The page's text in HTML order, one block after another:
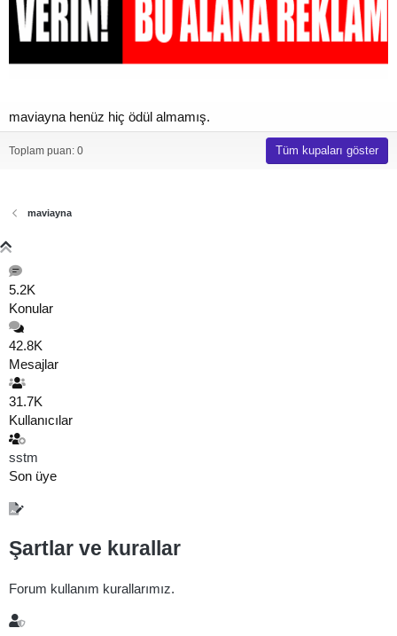
maviayna henüz hiç ödül almamış.
Toplam puan: 0 Tüm kupaları göster
maviayna
5.2K
Konular
42.8K
Mesajlar
31.7K
Kullanıcılar
sstm
Son üye
Şartlar ve kurallar
Forum kullanım kurallarımız.